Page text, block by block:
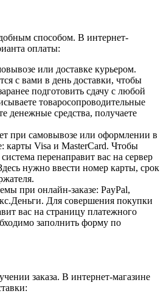
способом. В интернет-
оплаты:
или доставке курьером.
с вами в день доставки, чтобы
подготовить сдачу с любой
товаросопроводительные
денежные средства, получаете
при самовывозе или оформлении в
карты Visa и MasterCard. Чтобы
перенаправит вас на сервер
нужно ввести номер карты, срок
при онлайн-заказе: PayPal,
Для совершения покупки
вас на страницу платежного
заполнить форму по
заказа. В интернет-магазине